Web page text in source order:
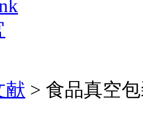
献 > 食品真空